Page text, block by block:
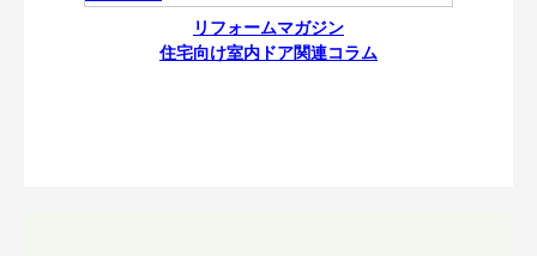
リフォームマガジン
住宅向け室内ドア関連コラム